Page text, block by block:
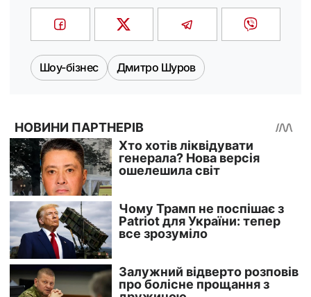
Шоу-бізнес Дмитро Шуров